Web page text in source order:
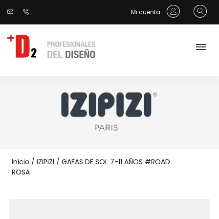
Mi cuenta
Inicio / IZIPIZI / GAFAS DE SOL 7-11 AÑOS #ROAD
ROSA